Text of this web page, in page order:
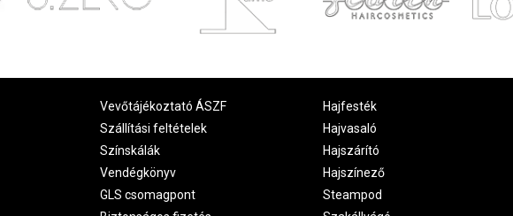
Vevőtájékoztató ÁSZF
Szállítási feltételek
Színskálák
Vendégkönyv
GLS csomagpont
Hajfesték
Hajvasaló
Hajszárító
Hajszínező
Steampod